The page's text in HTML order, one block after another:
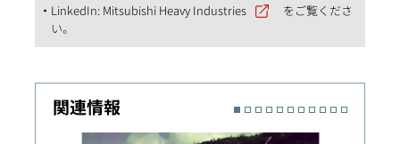
LinkedIn: Mitsubishi Heavy Industries
をご覧くださ
い。
関連情報